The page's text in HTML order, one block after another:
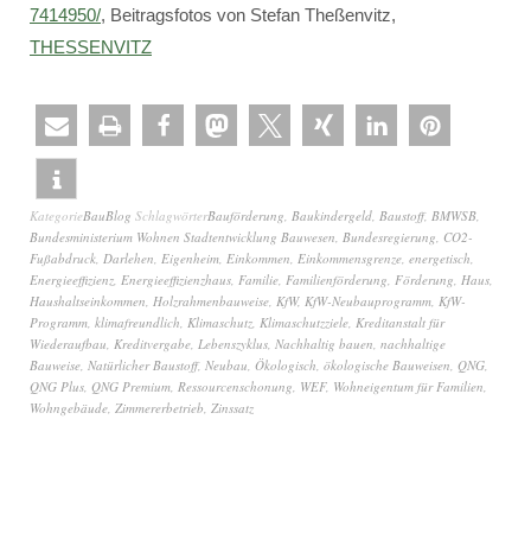
7414950/, Beitragsfotos von Stefan Theßenvitz,
THESSENVITZ
KategorieBauBlog SchlagwörterBauförderung, Baukindergeld, Baustoff, BMWSB,
Bundesministerium Wohnen Stadtentwicklung Bauwesen, Bundesregierung, CO2-
Fußabdruck, Darlehen, Eigenheim, Einkommen, Einkommensgrenze, energetisch,
Energieeffizienz, Energieeffizienzhaus, Familie, Familienförderung, Förderung, Haus,
Haushaltseinkommen, Holzrahmenbauweise, KfW, KfW-Neubauprogramm, KfW-
Programm, klimafreundlich, Klimaschutz, Klimaschutzziele, Kreditanstalt für
Wiederaufbau, Kreditvergabe, Lebenszyklus, Nachhaltig bauen, nachhaltige
Bauweise, Natürlicher Baustoff, Neubau, Ökologisch, ökologische Bauweisen, QNG,
QNG Plus, QNG Premium, Ressourcenschonung, WEF, Wohneigentum für Familien,
Wohngebäude, Zimmererbetrieb, Zinssatz